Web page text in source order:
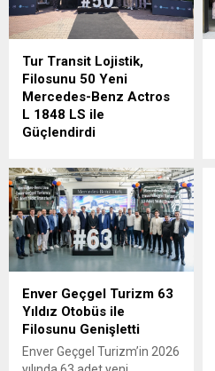
Tur Transit Lojistik,
Filosunu 50 Yeni
Mercedes-Benz Actros
L 1848 LS ile
Güçlendirdi
yılından bu yana uluslararası
lojistik alanında faaliyet
gösteren Tur Transit
Lojistik’e 50 adet Mercedes-
Benz Actros L 1848 LS
teslimatı gerçekleştirdi.
Enver Geçgel Turizm 63
Yıldız Otobüs ile
Filosunu Genişletti
Enver Geçgel Turizm’in 2026